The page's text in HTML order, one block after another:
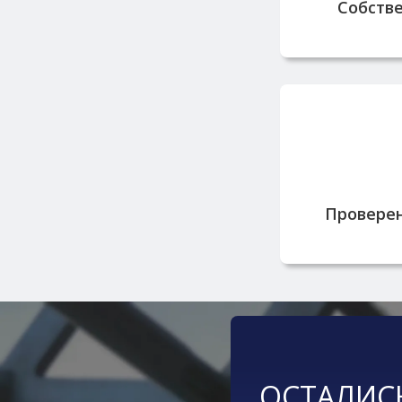
заказы
Работаем